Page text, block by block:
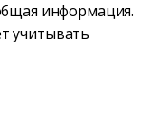
информация.
учитывать